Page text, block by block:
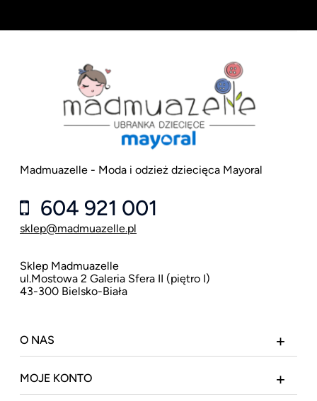
Madmuazelle - Moda i odzież dziecięca Mayoral
604 921 001
sklep@madmuazelle.pl
Sklep Madmuazelle
ul.Mostowa 2 Galeria Sfera II (piętro I)
43-300 Bielsko-Biała
O NAS
MOJE KONTO